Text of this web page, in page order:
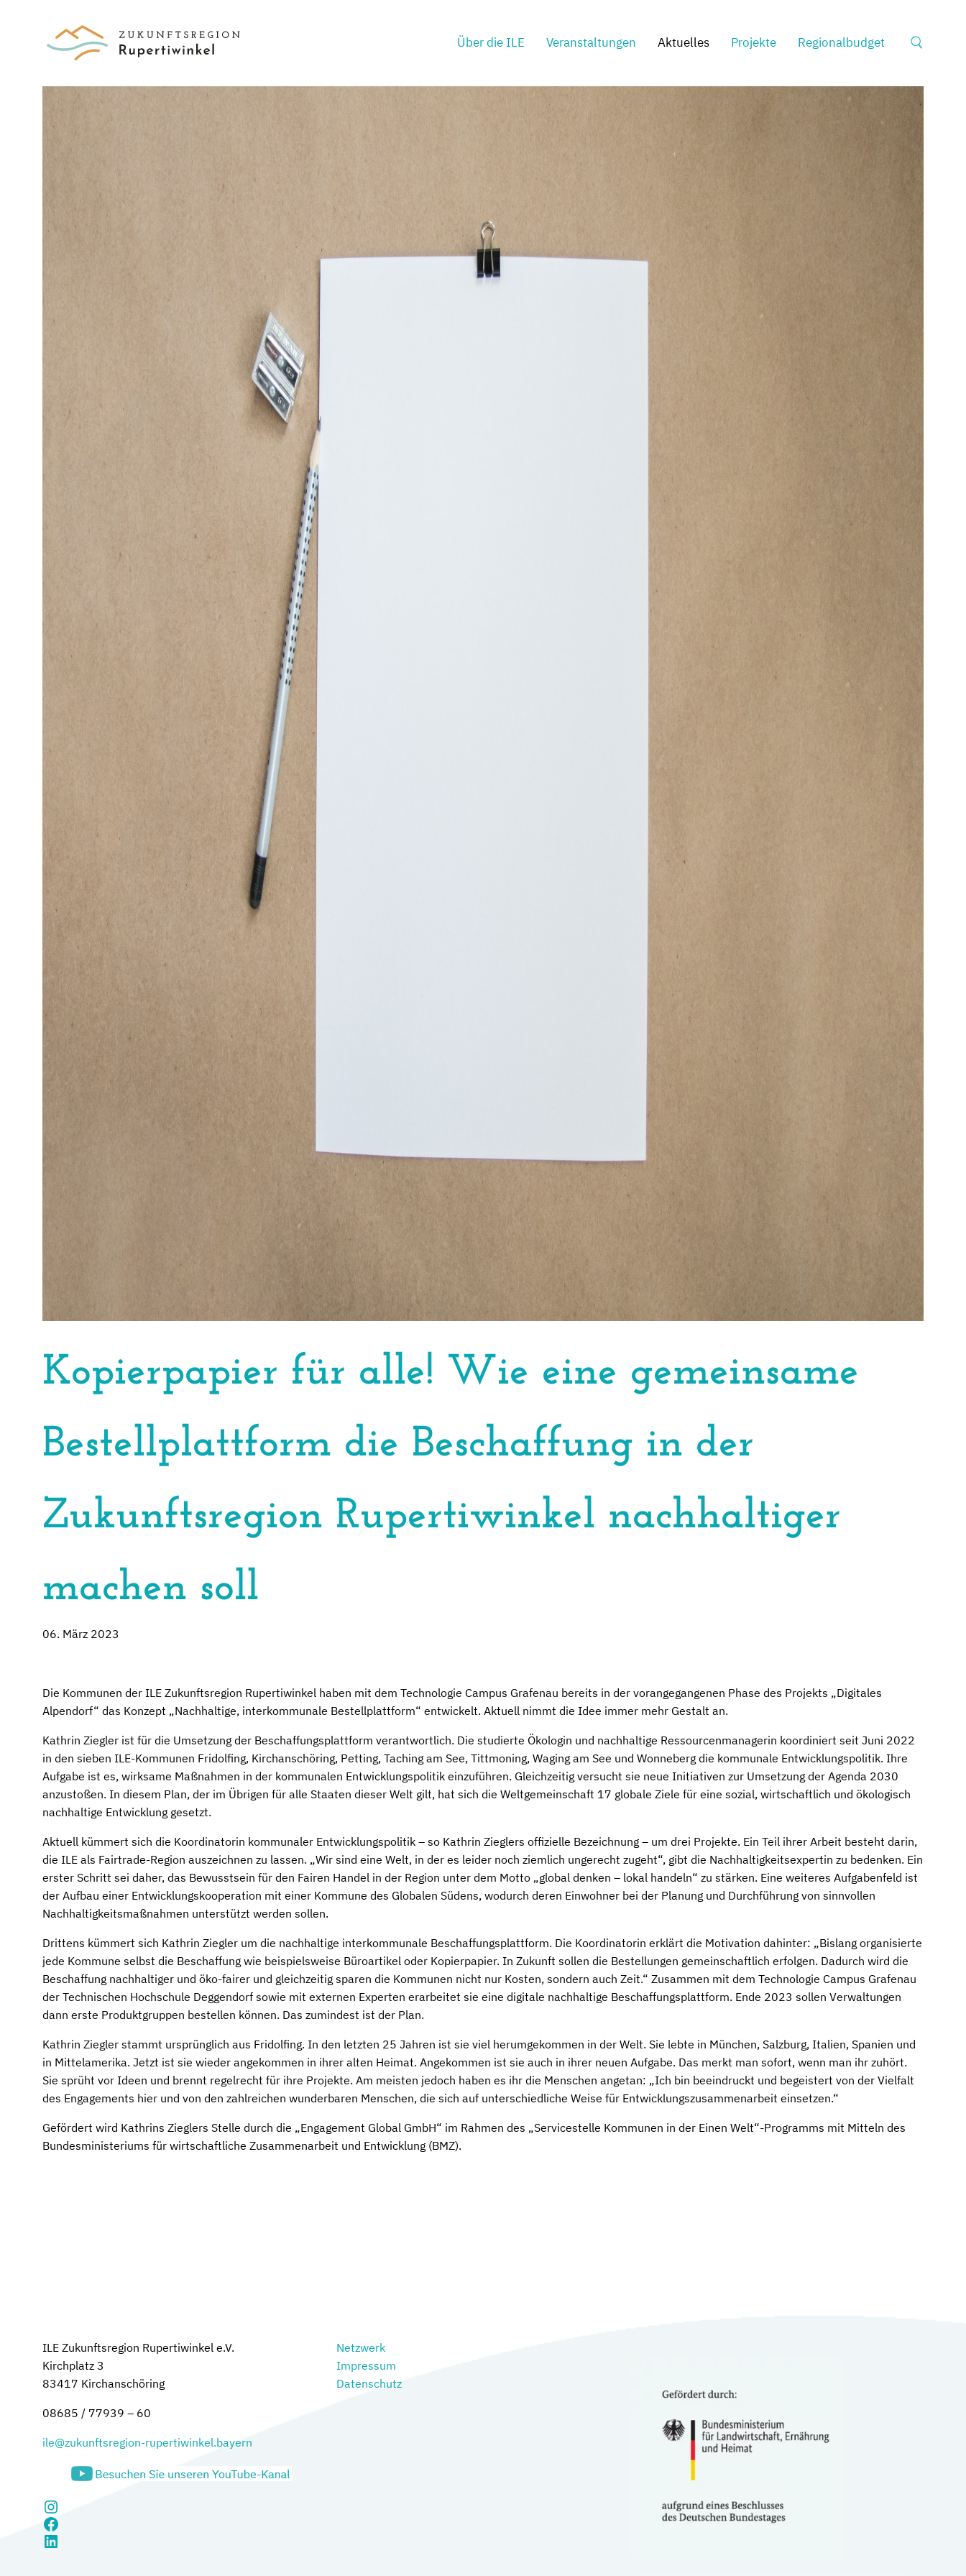
Über die ILE Veranstaltungen Aktuelles Projekte Regionalbudget
Suche
Kopierpapier für alle! Wie eine gemeinsame
Bestellplattform die Beschaffung in der
Zukunftsregion Rupertiwinkel nachhaltiger
machen soll
06. März 2023
Die Kommunen der ILE Zukunftsregion Rupertiwinkel haben mit dem Technologie Campus Grafenau bereits in der vorangegangenen Phase des Projekts „Digitales
Alpendorf“ das Konzept „Nachhaltige, interkommunale Bestellplattform“ entwickelt. Aktuell nimmt die Idee immer mehr Gestalt an.
Kathrin Ziegler ist für die Umsetzung der Beschaffungsplattform verantwortlich. Die studierte Ökologin und nachhaltige Ressourcenmanagerin koordiniert seit Juni 2022
in den sieben ILE-Kommunen Fridolfing, Kirchanschöring, Petting, Taching am See, Tittmoning, Waging am See und Wonneberg die kommunale Entwicklungspolitik. Ihre
Aufgabe ist es, wirksame Maßnahmen in der kommunalen Entwicklungspolitik einzuführen. Gleichzeitig versucht sie neue Initiativen zur Umsetzung der Agenda 2030
anzustoßen. In diesem Plan, der im Übrigen für alle Staaten dieser Welt gilt, hat sich die Weltgemeinschaft 17 globale Ziele für eine sozial, wirtschaftlich und ökologisch
nachhaltige Entwicklung gesetzt.
Aktuell kümmert sich die Koordinatorin kommunaler Entwicklungspolitik – so Kathrin Zieglers offizielle Bezeichnung – um drei Projekte. Ein Teil ihrer Arbeit besteht darin,
die ILE als Fairtrade-Region auszeichnen zu lassen. „Wir sind eine Welt, in der es leider noch ziemlich ungerecht zugeht“, gibt die Nachhaltigkeitsexpertin zu bedenken. Ein
erster Schritt sei daher, das Bewusstsein für den Fairen Handel in der Region unter dem Motto „global denken – lokal handeln“ zu stärken. Eine weiteres Aufgabenfeld ist
der Aufbau einer Entwicklungskooperation mit einer Kommune des Globalen Südens, wodurch deren Einwohner bei der Planung und Durchführung von sinnvollen
Nachhaltigkeitsmaßnahmen unterstützt werden sollen.
Drittens kümmert sich Kathrin Ziegler um die nachhaltige interkommunale Beschaffungsplattform. Die Koordinatorin erklärt die Motivation dahinter: „Bislang organisierte
jede Kommune selbst die Beschaffung wie beispielsweise Büroartikel oder Kopierpapier. In Zukunft sollen die Bestellungen gemeinschaftlich erfolgen. Dadurch wird die
Beschaffung nachhaltiger und öko-fairer und gleichzeitig sparen die Kommunen nicht nur Kosten, sondern auch Zeit.“ Zusammen mit dem Technologie Campus Grafenau
der Technischen Hochschule Deggendorf sowie mit externen Experten erarbeitet sie eine digitale nachhaltige Beschaffungsplattform. Ende 2023 sollen Verwaltungen
dann erste Produktgruppen bestellen können. Das zumindest ist der Plan.
Kathrin Ziegler stammt ursprünglich aus Fridolfing. In den letzten 25 Jahren ist sie viel herumgekommen in der Welt. Sie lebte in München, Salzburg, Italien, Spanien und
in Mittelamerika. Jetzt ist sie wieder angekommen in ihrer alten Heimat. Angekommen ist sie auch in ihrer neuen Aufgabe. Das merkt man sofort, wenn man ihr zuhört.
Sie sprüht vor Ideen und brennt regelrecht für ihre Projekte. Am meisten jedoch haben es ihr die Menschen angetan: „Ich bin beeindruckt und begeistert von der Vielfalt
des Engagements hier und von den zahlreichen wunderbaren Menschen, die sich auf unterschiedliche Weise für Entwicklungszusammenarbeit einsetzen.“
Gefördert wird Kathrins Zieglers Stelle durch die „Engagement Global GmbH“ im Rahmen des „Servicestelle Kommunen in der Einen Welt“-Programms mit Mitteln des
Bundesministeriums für wirtschaftliche Zusammenarbeit und Entwicklung (BMZ).
ILE Zukunftsregion Rupertiwinkel e.V.
Kirchplatz 3
83417 Kirchanschöring
08685 / 77939 – 60
ile@zukunftsregion-rupertiwinkel.bayern
Instagram
Facebook
LinkedIn
Netzwerk
Impressum
Datenschutz